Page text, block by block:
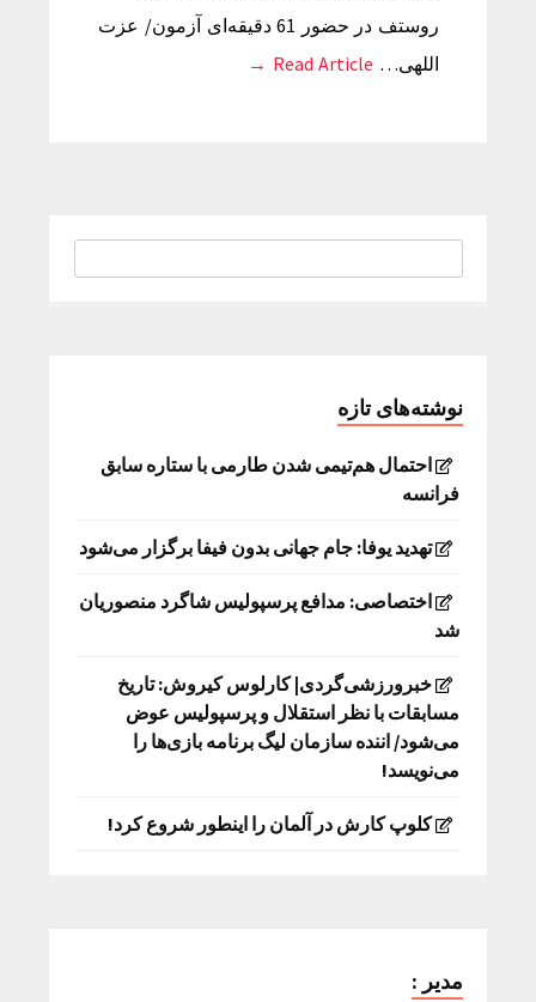
روستف در حضور 61 دقیقه‌ای آزمون/ عزت
اللهی… Read Article →
نوشته‌های تازه
احتمال هم‌تیمی شدن طارمی با ستاره سابق
فرانسه
تهدید یوفا: جام جهانی بدون فیفا برگزار می‌شود
اختصاصی: مدافع پرسپولیس شاگرد منصوریان
شد
خبرورزشی‌گردی| کارلوس کیروش: تاریخ
مسابقات با نظر استقلال و پرسپولیس عوض
می‌شود/ اننده سازمان لیگ برنامه بازی‌ها را
می‌نویسد!
کلوپ کارش در آلمان را اینطور شروع کرد!
مدیر :